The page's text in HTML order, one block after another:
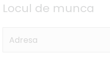
Locul de munca